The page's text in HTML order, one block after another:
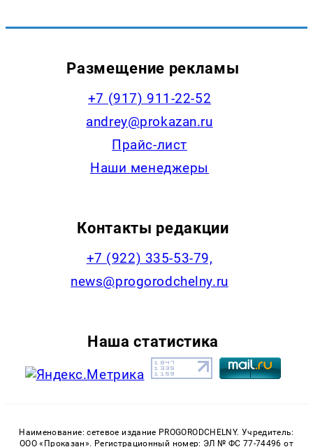
Размещение рекламы
+7 (917) 911-22-52
andrey@prokazan.ru
Прайс-лист
Наши менеджеры
Контакты редакции
+7 (922) 335-53-79,
news@progorodchelny.ru
Наша статистика
Наименование: сетевое издание PROGORODCHELNY. Учредитель:
ООО «Проказан». Регистрационный номер: ЭЛ № ФС 77-74496 от